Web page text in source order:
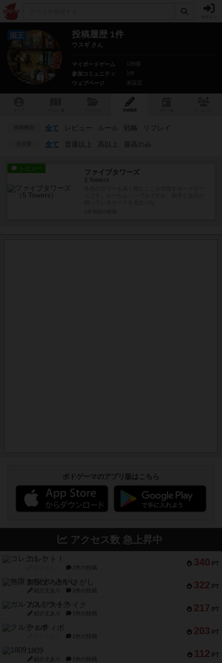
国王 投稿履歴 1件
ウスギ さん
マイボードゲーム
135個
参加コミュニティ
1件
ウェブページ
未設定
投稿履歴
全て レビュー ルール 戦略 リプレイ
全て 普通以上 高以上 最高のみ
レビュー ファイブタワーズ
ボドゲーマのアプリ版はこちら
アクセス数 急上昇中
340 PT
コレクト！
1件の投稿
322 PT
無限まちがいさがし
紹介文あり 2件の投稿
217 PT
ガルフストライク
紹介文あり 1件の投稿
203 PT
クルティボ
1件の投稿
112 PT
1809
紹介文あり 1件の投稿